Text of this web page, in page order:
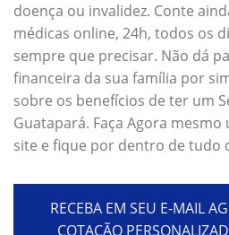
doença ou invalidez. Conte
médicas online, 24h, todos os
sempre que precisar. Não dá
financeira da sua família por
sobre os benefícios de ter um
Guatapará. Faça Agora
site e fique por dentro de tudo
RECEBA EM SEU E-MAIL
COTAÇÃO